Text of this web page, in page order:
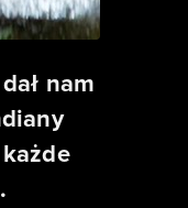
nam